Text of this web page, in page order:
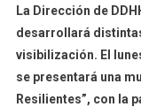
La Dirección de
desarrollará
visibilización. El
se presentará una
Resilientes”, con la